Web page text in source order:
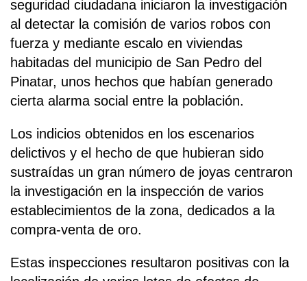
seguridad ciudadana iniciaron la investigación
al detectar la comisión de varios robos con
fuerza y mediante escalo en viviendas
habitadas del municipio de San Pedro del
Pinatar, unos hechos que habían generado
cierta alarma social entre la población.
Los indicios obtenidos en los escenarios
delictivos y el hecho de que hubieran sido
sustraídas un gran número de joyas centraron
la investigación en la inspección de varios
establecimientos de la zona, dedicados a la
compra-venta de oro.
Estas inspecciones resultaron positivas con la